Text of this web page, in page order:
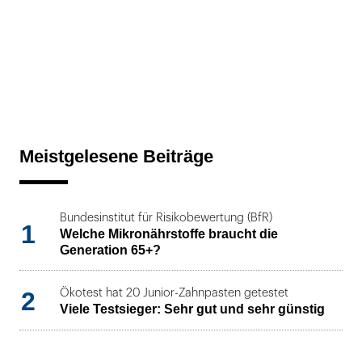
Meistgelesene Beiträge
1
Bundesinstitut für Risikobewertung (BfR)
Welche Mikronährstoffe braucht die
Generation 65+?
2 Ökotest hat 20 Junior-Zahnpasten getestet
Viele Testsieger: Sehr gut und sehr günstig